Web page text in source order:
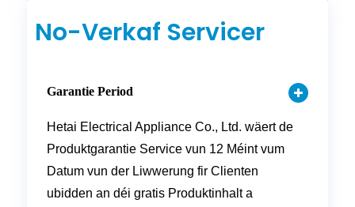
No-Verkaf Servicer
Garantie Period
Hetai Electrical Appliance Co., Ltd. wäert de
Produktgarantie Service vun 12 Méint vum
Datum vun der Liwwerung fir Clienten
ubidden an déi gratis Produktinhalt a